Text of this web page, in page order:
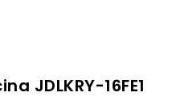
JDLKRY-16FE1